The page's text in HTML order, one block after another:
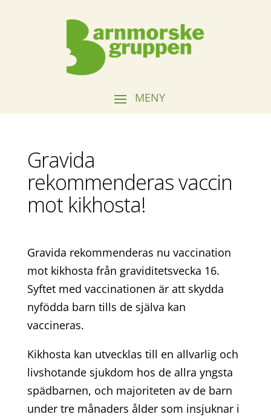
Gravida
rekommenderas vaccin
mot kikhosta!
Gravida rekommenderas nu vaccination
mot kikhosta från graviditetsvecka 16.
Syftet med vaccinationen är att skydda
nyfödda barn tills de själva kan
vaccineras.
Kikhosta kan utvecklas till en allvarlig och
livshotande sjukdom hos de allra yngsta
spädbarnen, och majoriteten av de barn
under tre månaders ålder som insjuknar i